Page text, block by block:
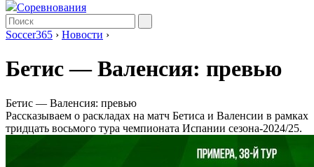
Соревнования
Soccer365 › Новости ›
Бетис ― Валенсия: превью
Бетис ― Валенсия: превью
Рассказываем о раскладах на матч Бетиса и Валенсии в рамках
тридцать восьмого тура чемпионата Испании сезона-2024/25.